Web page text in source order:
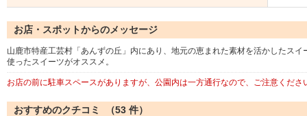
お店・スポットからのメッセージ
山鹿市特産工芸村「あんずの丘」内にあり、地元の恵まれた素材を活かしたス
使ったスイーツがオススメ。
お店の前に駐車スペースがありますが、公園内は一方通行なので、ご注意くださ
おすすめのクチコミ （53 件）